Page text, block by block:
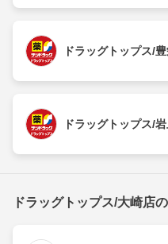
ドラッグトップス/
ドラッグトップス/
ドラッグトップス/大崎店